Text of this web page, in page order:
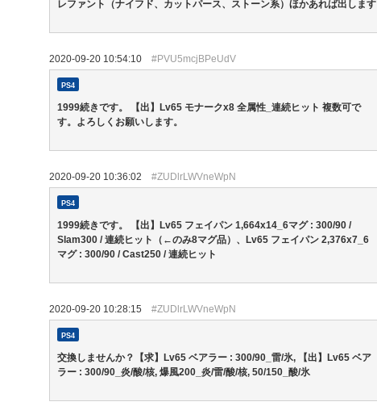
レファント（ナイフド、カットパース、ストーン系）ほかあれば出します
2020-09-20 10:54:10 #PVU5mcjBPeUdV
PS4
1999続きです。 【出】Lv65 モナークx8 全属性_連続ヒット 複数可で
す。よろしくお願いします。
2020-09-20 10:36:02 #ZUDlrLWVneWpN
PS4
1999続きです。 【出】Lv65 フェイパン 1,664x14_6マグ : 300/90 /
Slam300 / 連続ヒット（←のみ8マグ品）、Lv65 フェイパン 2,376x7_6
マグ : 300/90 / Cast250 / 連続ヒット
2020-09-20 10:28:15 #ZUDlrLWVneWpN
PS4
交換しませんか？【求】Lv65 ベアラー : 300/90_雷/氷, 【出】Lv65 ベア
ラー : 300/90_炎/酸/核, 爆風200_炎/雷/酸/核, 50/150_酸/氷